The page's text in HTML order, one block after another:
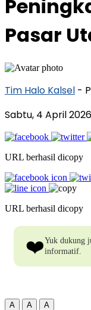
Pasar
Tim Halo Kalsel -
Sabtu, 4 April 2026
URL berhasil dicopy
URL berhasil dicopy
❤️Yuk dukung
informatif.
A A A